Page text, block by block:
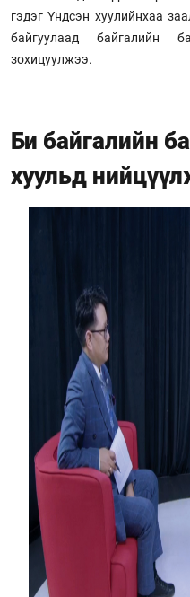
гэдэг Үндсэн хуулийнхаа
байгуулаад байгалийн
зохицуулжээ.
Би байгалийн
хуульд